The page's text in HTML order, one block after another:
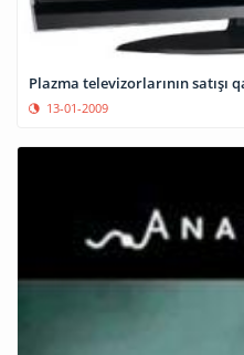
Plazma televizorlarının satışı
13-01-2009